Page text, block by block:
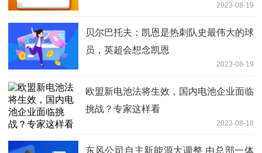
2023-08-19
贝尔巴托夫：凯恩是热刺队史最伟大的球
员，英超会想念凯恩
2023-08-19
欧盟新电池法将生效，国内电池企业面临
挑战？专家这样看
2023-08-18
东风公司自主新能源大调整 由总部一体